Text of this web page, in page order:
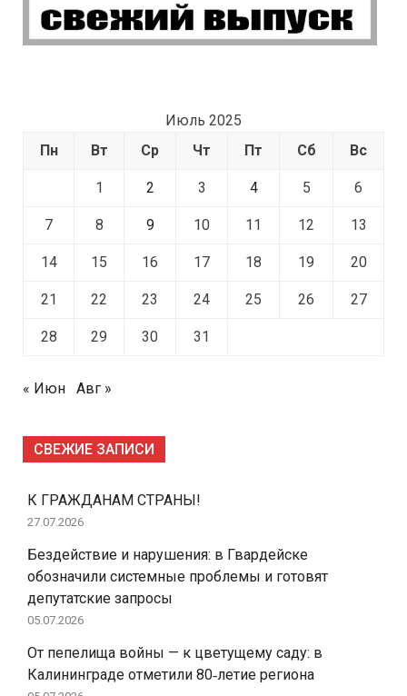
Июль 2025
Пн
Вт Ср Чт Пт Сб Вс
1 2 3 4 5 6
7 8 9 10 11 12 13
14 15 16 17 18 19 20
21 22 23 24 25 26 27
28 29 30 31
« Июн Авг »
СВЕЖИЕ ЗАПИСИ
К ГРАЖДАНАМ СТРАНЫ!
27.07.2026
Бездействие и нарушения: в Гвардейске
обозначили системные проблемы и готовят
депутатские запросы
05.07.2026
От пепелища войны — к цветущему саду: в
Калининграде отметили 80‑летие региона